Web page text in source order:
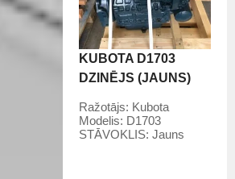
KUBOTA D1703
DZINĒJS (JAUNS)
Ražotājs: Kubota
Modelis: D1703
STĀVOKLIS:Jauns